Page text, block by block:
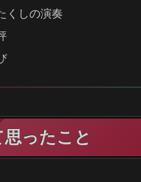
くしの演奏
ったこと